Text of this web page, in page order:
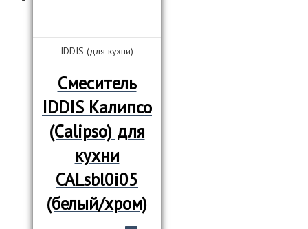
IDDIS (для кухни)
Смеситель
IDDIS Калипсо
(Calipso) для
кухни
CALsbl0i05
(белый/хром)